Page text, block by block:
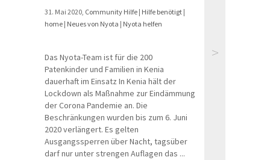
31. Mai 2020, Community Hilfe | Hilfe benötigt |
home | Neues von Nyota | Nyota helfen
Das Nyota-Team ist für die 200
Patenkinder und Familien in Kenia
dauerhaft im Einsatz In Kenia hält der
Lockdown als Maßnahme zur Eindämmung
der Corona Pandemie an. Die
Beschränkungen wurden bis zum 6. Juni
2020 verlängert. Es gelten
Ausgangssperren über Nacht, tagsüber
darf nur unter strengen Auflagen das ...
>